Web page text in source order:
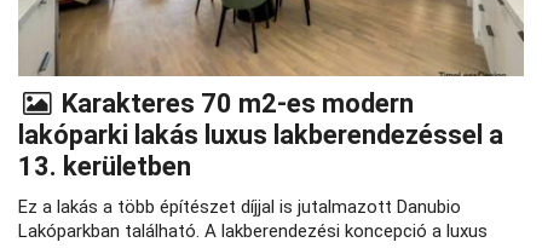
Karakteres 70 m2-es modern
lakóparki lakás luxus lakberendezéssel a
13. kerületben
Ez a lakás a több építészet díjjal is jutalmazott Danubio
Lakóparkban található. A lakberendezési koncepció a luxus